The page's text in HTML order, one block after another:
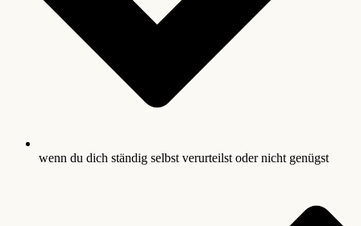
wenn du dich ständig selbst verurteilst oder nicht genügst